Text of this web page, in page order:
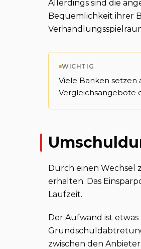
Allerdings sind die
Bequemlichkeit ihrer
WICHTIG
Viele Banken setzen
Vergleichsangebote
Durch einen Wechsel
erhalten. Das
Laufzeit.
Der Aufwand ist
zwischen den